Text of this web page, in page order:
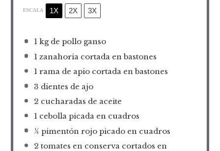
ESCALA 1X 2X 3X
1kg de pollo ganso
1 zanahoria cortada en bastones
1rama de apio cortada en bastones
3 dientes de ajo
2 cucharadas de aceite
1cebolla picada en cuadros
½ pimentón rojo picado en cuadros
2 tomates en conserva cortados en